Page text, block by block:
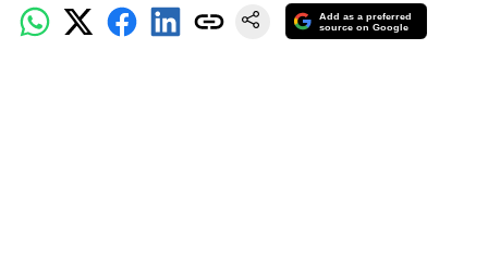
Add as a preferred
source on Google